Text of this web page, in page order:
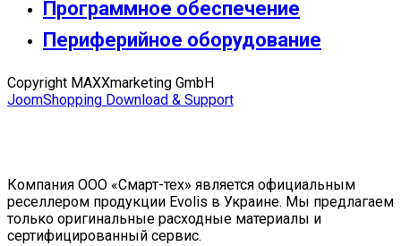
Программное обеспечение
Периферийное оборудование
Copyright MAXXmarketing GmbH
JoomShopping Download & Support
Компания ООО «Смарт-тех» является официальным
реселлером продукции Evolis в Украине. Мы предлагаем
только оригинальные расходные материалы и
сертифицированный сервис.